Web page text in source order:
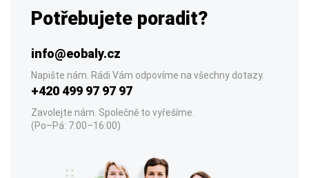
Potřebujete poradit?
info@eobaly.cz
Napište nám. Rádi Vám odpovíme na všechny dotazy.
+420 499 97 97 97
Zavolejte nám. Společně to vyřešíme.
(Po–Pá: 7:00–16:00)